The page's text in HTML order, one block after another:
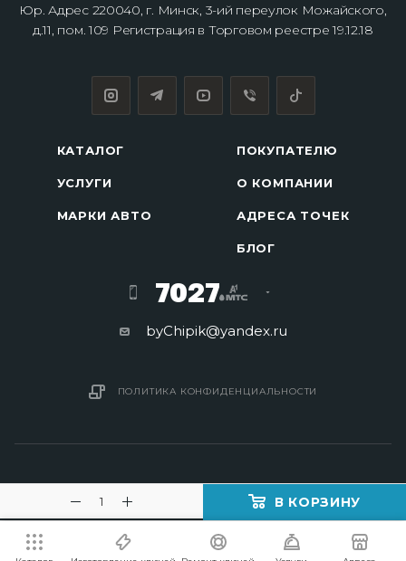
В КОРЗИНУ
Юр. Адрес 220040, г. Минск, 3-ий переулок Можайского,
д.11, пом. 109 Регистрация в Торговом реестре 19.12.18
КАТАЛОГ
УСЛУГИ
МАРКИ АВТО
ПОКУПАТЕЛЮ
О КОМПАНИИ
АДРЕСА ТОЧЕК
БЛОГ
7027
byChipik@yandex.ru
ПОЛИТИКА КОНФИДЕНЦИАЛЬНОСТИ
2016 - 2026 © Изготовление ключей в Минске